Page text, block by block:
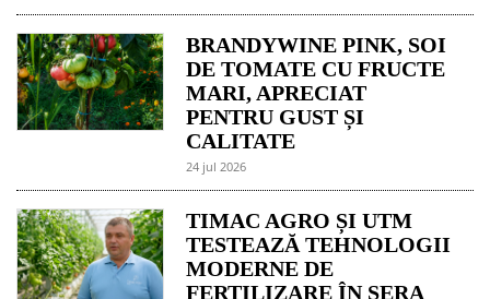
BRANDYWINE PINK, SOI
DE TOMATE CU FRUCTE
MARI, APRECIAT
PENTRU GUST ȘI
CALITATE
24 jul 2026
TIMAC AGRO ȘI UTM
TESTEAZĂ TEHNOLOGII
MODERNE DE
FERTILIZARE ÎN SERA